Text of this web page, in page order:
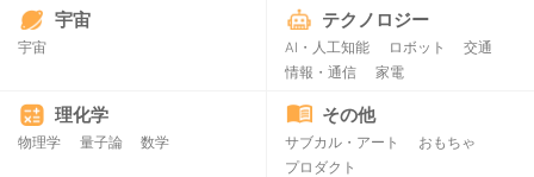
宇宙
宇宙
テクノロジー
AI・人工知能 ロボット
交通
情報・通信
家電
理化学
物理学 量子論 数学
その他
サブカル・アート
おもちゃ
プロダクト